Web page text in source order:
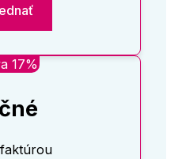
17%